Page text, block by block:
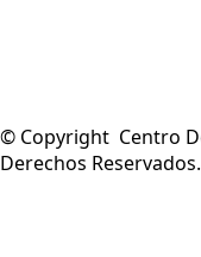
© Copyright Centro
Derechos Reservados.